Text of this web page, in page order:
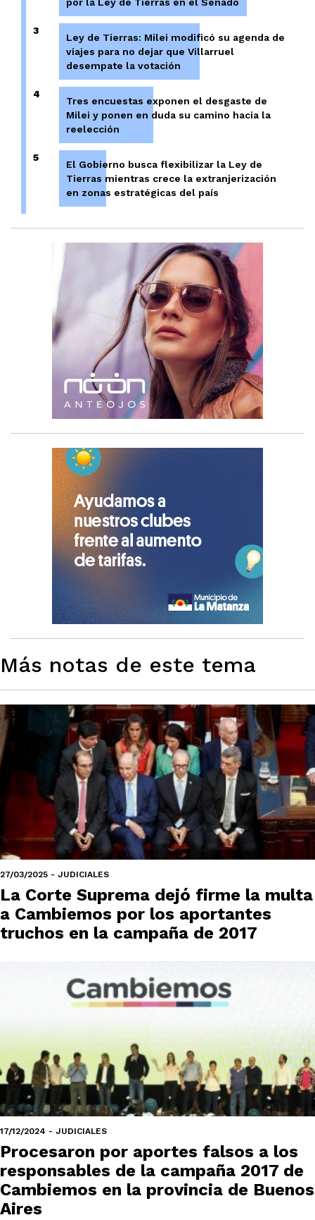
3
Ley de Tierras: Milei modificó su agenda de
viajes para no dejar que Villarruel
desempate la votación
4
Tres encuestas exponen el desgaste de
Milei y ponen en duda su camino hacia la
reelección
5
El Gobierno busca flexibilizar la Ley de
Tierras mientras crece la extranjerización
en zonas estratégicas del país
Más notas de este tema
27/03/2025 - JUDICIALES
La Corte Suprema dejó firme la multa
a Cambiemos por los aportantes
truchos en la campaña de 2017
17/12/2024 - JUDICIALES
Procesaron por aportes falsos a los
responsables de la campaña 2017 de
Cambiemos en la provincia de Buenos
Aires